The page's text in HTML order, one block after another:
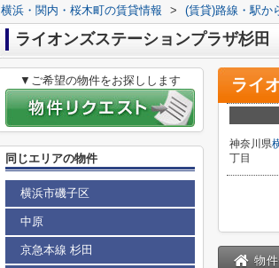
横浜・関内・桜木町の賃貸情報 > (賃貸)路線・駅か
ライオンズステーションプラザ杉田
ライ
神奈川県
丁目
物
▼ご希望の物件をお探しします
同じエリアの物件
横浜市磯子区
中原
京急本線 杉田